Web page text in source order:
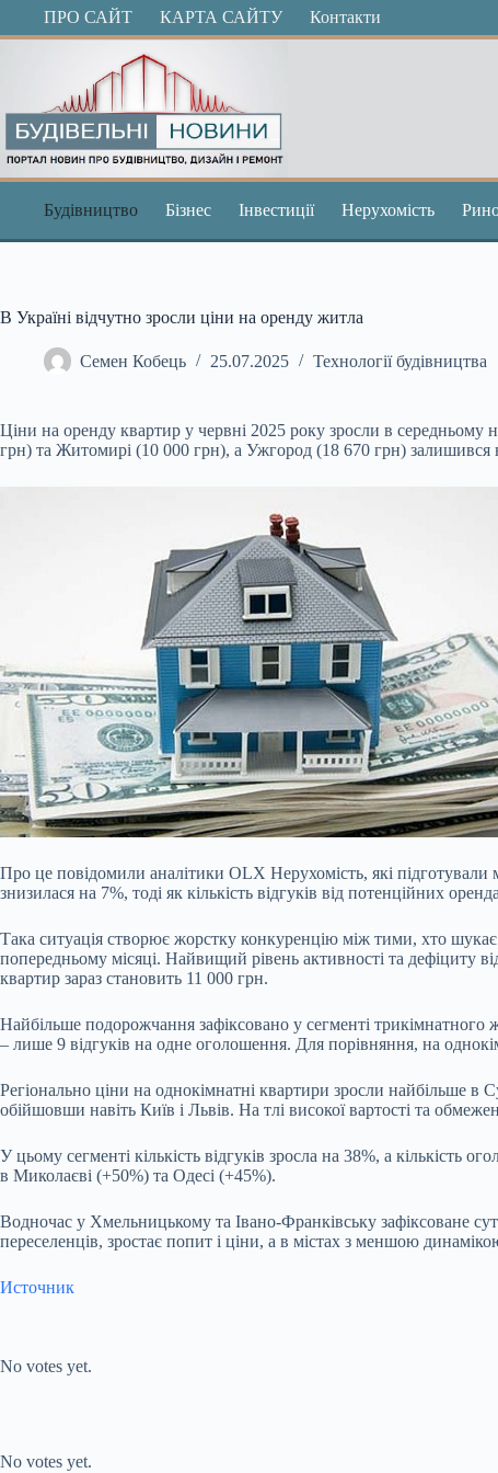
ПерейтиПРО САЙТ КАРТА САЙТУ Контакти
Будівництво Бізнес Інвестиції Нерухомість
В Україні відчутно зросли ціни на оренду житла
Семен Кобець 25.07.2025 Технології будівництва
Ціни на оренду квартир у червні 2025 року зросли в
грн) та Житомирі (10 000 грн), а Ужгород (18 670 грн)
Про це повідомили аналітики OLX Нерухомість, які
знизилася на 7%, тоді як кількість відгуків від потенційних
Така ситуація створює жорстку конкуренцію між тими, хто
попередньому місяці. Найвищий рівень активності та дефіциту
квартир зараз становить 11 000 грн.
Найбільше подорожчання зафіксовано у сегменті
– лише 9 відгуків на одне оголошення. Для порівняння, на
Регіонально ціни на однокімнатні квартири зросли найбільше
обійшовши навіть Київ і Львів. На тлі високої вартості та
У цьому сегменті кількість відгуків зросла на 38%, а
в Миколаєві (+50%) та Одесі (+45%).
Водночас у Хмельницькому та Івано-Франківську зафіксоване
переселенців, зростає попит і ціни, а в містах з меншою
Источник
No votes yet.
No votes yet.